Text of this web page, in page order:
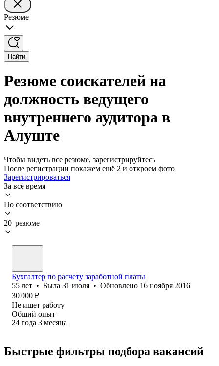
Резюме
Найти
Резюме соискателей на
должность ведущего
внутреннего аудитора в
Алуште
Чтобы видеть все резюме, зарегистрируйтесь
После регистрации покажем ещё 2 и откроем фото
Зарегистрироваться
За всё время
По соответствию
20 резюме
Бухгалтер по расчету заработной платы
55 лет • Была 31 июля • Обновлено 16 ноября 2016
30 000 ₽
Не ищет работу
Общий опыт
24 года 3 месяца
Быстрые фильтры подбора вакансий